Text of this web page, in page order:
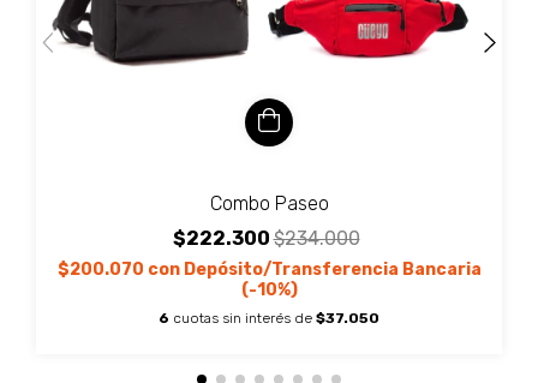
Combo Paseo
$222.300$234.000
$200.070 con Depósito/Transferencia Bancaria
(-10%)
6 cuotas sin interés de $37.050